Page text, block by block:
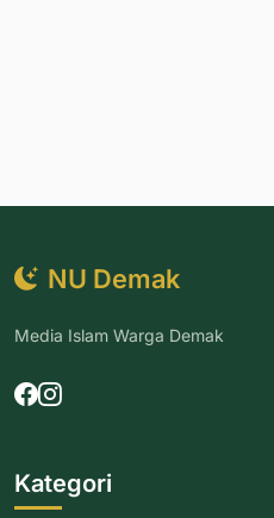
NU Demak
Media Islam Warga Demak
Kategori